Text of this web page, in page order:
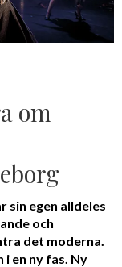
om
sin egen alldeles
och
det moderna.
en ny fas. Ny